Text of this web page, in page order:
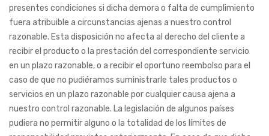
presentes condiciones si dicha demora o falta de cumplimiento
fuera atribuible a circunstancias ajenas a nuestro control
razonable. Esta disposición no afecta al derecho del cliente a
recibir el producto o la prestación del correspondiente servicio
en un plazo razonable, o a recibir el oportuno reembolso para el
caso de que no pudiéramos suministrarle tales productos o
servicios en un plazo razonable por cualquier causa ajena a
nuestro control razonable. La legislación de algunos países
pudiera no permitir alguno o la totalidad de los límites de